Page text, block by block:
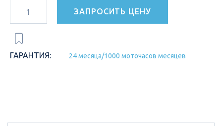
ЗАПРОСИТЬ ЦЕНУ
ГАРАНТИЯ: 24 месяца/1000 моточасов месяцев